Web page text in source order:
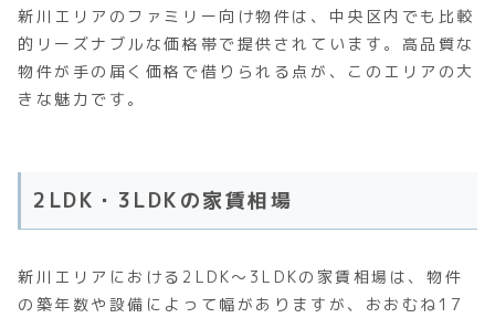
新川エリアのファミリー向け物件は、中央区内でも比較
的リーズナブルな価格帯で提供されています。高品質な
物件が手の届く価格で借りられる点が、このエリアの大
きな魅力です。
2LDK・3LDKの家賃相場
新川エリアにおける2LDK〜3LDKの家賃相場は、物件
の築年数や設備によって幅がありますが、おおむね17